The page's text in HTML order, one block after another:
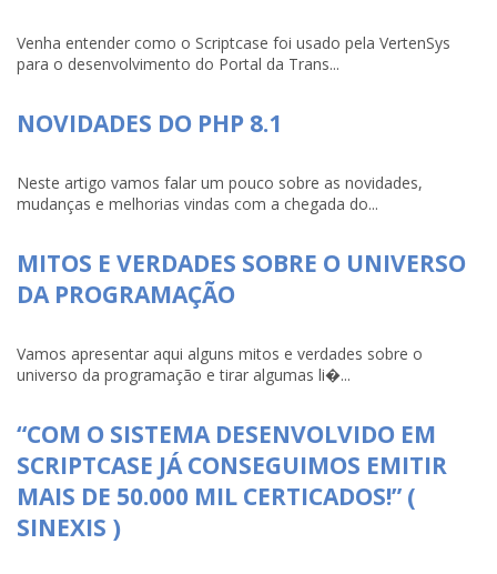
Venha entender como o Scriptcase foi usado pela VertenSys
para o desenvolvimento do Portal da Trans...
NOVIDADES DO PHP 8.1
Neste artigo vamos falar um pouco sobre as novidades,
mudanças e melhorias vindas com a chegada do...
MITOS E VERDADES SOBRE O UNIVERSO
DA PROGRAMAÇÃO
Vamos apresentar aqui alguns mitos e verdades sobre o
universo da programação e tirar algumas li�...
“COM O SISTEMA DESENVOLVIDO EM
SCRIPTCASE JÁ CONSEGUIMOS EMITIR
MAIS DE 50.000 MIL CERTICADOS!” (
SINEXIS )